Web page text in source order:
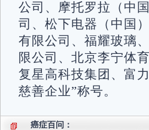
公司、摩托罗拉（中
司、松下电器（中国
有限公司、福耀玻璃
限公司、北京李宁体
复星高科技集团、富
慈善企业”称号。
癌症百问：